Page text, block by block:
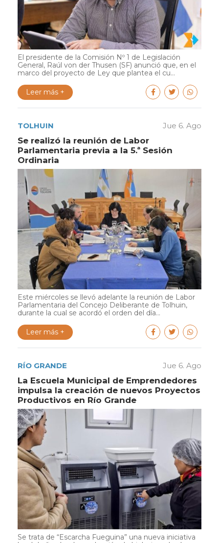
El presidente de la Comisión Nº 1 de Legislación
General, Raúl von der Thusen (SF) anunció que, en el
marco del proyecto de Ley que plantea el cu...
Leer más +
TOLHUIN Jue 6. Ago
Se realizó la reunión de Labor
Parlamentaria previa a la 5.ª Sesión
Ordinaria
Este miércoles se llevó adelante la reunión de Labor
Parlamentaria del Concejo Deliberante de Tolhuin,
durante la cual se acordó el orden del día...
Leer más +
RÍO GRANDE Jue 6. Ago
La Escuela Municipal de Emprendedores
impulsa la creación de nuevos Proyectos
Productivos en Río Grande
Se trata de “Escarcha Fueguina” una nueva iniciativa